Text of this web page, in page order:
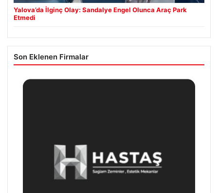
Yalova’da İlginç Olay: Sandalye Engel Olunca Araç Park
Etmedi
Son Eklenen Firmalar